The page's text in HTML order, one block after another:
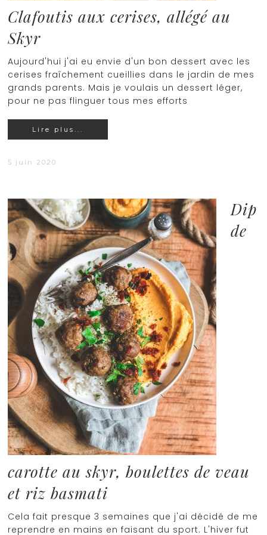
Clafoutis aux cerises, allégé au
Skyr
Aujourd'hui j'ai eu envie d'un bon dessert avec les
cerises fraîchement cueillies dans le jardin de mes
grands parents. Mais je voulais un dessert léger,
pour ne pas flinguer tous mes efforts
Lire plus...
5 juin 2020
Dip
de
carotte au skyr, boulettes de veau
et riz basmati
Cela fait presque 3 semaines que j'ai décidé de me
reprendre en mains en faisant du sport. L'hiver fut